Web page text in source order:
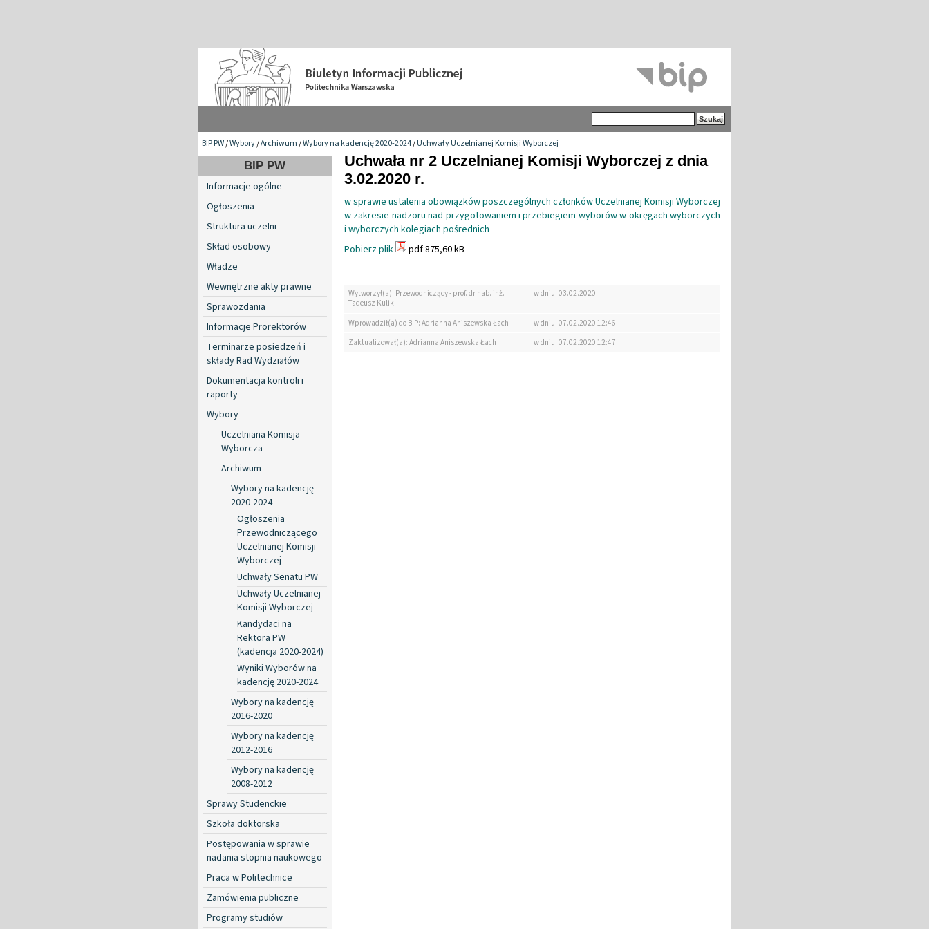
BIP PW/Wybory/Archiwum/Wybory na kadencję 2020-2024/Uchwały Uczelnianej Komisji Wyborczej
BIP PW
Informacje ogólne
Ogłoszenia
Struktura uczelni
Skład osobowy
Władze
Wewnętrzne akty prawne
Sprawozdania
Informacje Prorektorów
Terminarze posiedzeń i
składy Rad Wydziałów
Dokumentacja kontroli i
raporty
Wybory
Uczelniana Komisja
Wyborcza
Archiwum
Wybory na kadencję
2020-2024
Ogłoszenia
Przewodniczącego
Uczelnianej Komisji
Wyborczej
Uchwały Senatu PW
Uchwały Uczelnianej
Komisji Wyborczej
Kandydaci na
Rektora PW
(kadencja 2020-2024)
Wyniki Wyborów na
kadencję 2020-2024
Wybory na kadencję
2016-2020
Wybory na kadencję
2012-2016
Wybory na kadencję
2008-2012
Sprawy Studenckie
Szkoła doktorska
Postępowania w sprawie
nadania stopnia naukowego
Praca w Politechnice
Zamówienia publiczne
Programy studiów
Uchwała nr 2 Uczelnianej Komisji Wyborczej z dnia
3.02.2020 r.
w sprawie ustalenia obowiązków poszczególnych członków Uczelnianej Komisji Wyborczej
w zakresie nadzoru nad przygotowaniem i przebiegiem wyborów w okręgach wyborczych
i wyborczych kolegiach pośrednich
Pobierz plik
pdf 875,60 kB
Wytworzył(a): Przewodniczący - prof. dr hab. inż.
Tadeusz Kulik
w dniu: 03.02.2020
Wprowadził(a) do BIP: Adrianna Aniszewska Łach
w dniu: 07.02.2020 12:46
Zaktualizował(a): Adrianna Aniszewska Łach
w dniu: 07.02.2020 12:47